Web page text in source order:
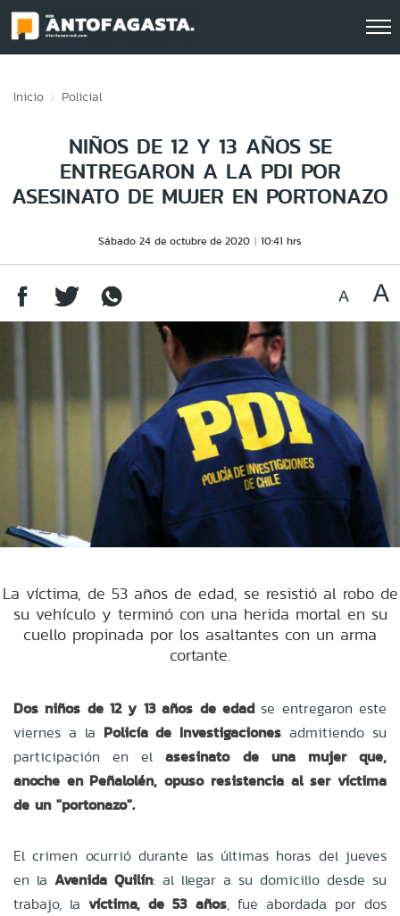
Inicio Policial
NIÑOS DE 12 Y 13 AÑOS SE
ENTREGARON A LA PDI POR
ASESINATO DE MUJER EN PORTONAZO
Sábado 24 de octubre de 2020 10:41 hrs
La víctima, de 53 años de edad, se resistió al robo de
su vehículo y terminó con una herida mortal en su
cuello propinada por los asaltantes con un arma
cortante.
Dos niños de 12 y 13 años de edad se entregaron este
viernes a la Policía de Investigaciones admitiendo su
participación en el
asesinato de una mujer que,
anoche en Peñalolén, opuso resistencia al ser víctima
de un "portonazo".
El crimen ocurrió durante las últimas horas del jueves
en la Avenida Quilín: al llegar a su domicilio desde su
trabajo, la víctima, de 53 años, fue abordada por dos